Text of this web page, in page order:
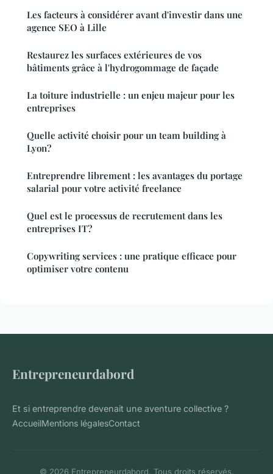
Les facteurs à considérer avant d'investir dans une
agence SEO à Lille
Restaurez les surfaces extérieures de vos
bâtiments grâce à l'hydrogommage de façade
La toiture industrielle : un enjeu majeur pour les
entreprises
Quelle activité choisir pour un team building à
Lyon?
Entreprendre librement : les avantages du portage
salarial pour votre activité freelance
Quel est le processus de recrutement dans les
entreprises IT?
Copywriting services : une pratique efficace pour
optimiser votre contenu
Entrepreneurdabord
Et si entreprendre devenait une aventure collective ?
AccueilMentions légalesContact
© 2026 Entrepreneurdabord. Tous droits réservés.